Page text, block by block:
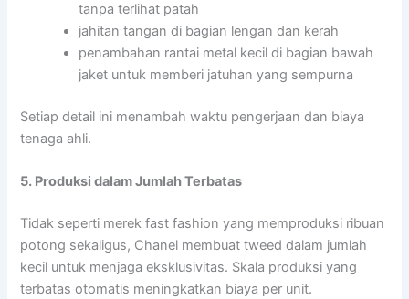
tanpa terlihat patah
jahitan tangan di bagian lengan dan kerah
penambahan rantai metal kecil di bagian bawah
jaket untuk memberi jatuhan yang sempurna
Setiap detail ini menambah waktu pengerjaan dan biaya
tenaga ahli.
5. Produksi dalam Jumlah Terbatas
Tidak seperti merek fast fashion yang memproduksi ribuan
potong sekaligus, Chanel membuat tweed dalam jumlah
kecil untuk menjaga eksklusivitas. Skala produksi yang
terbatas otomatis meningkatkan biaya per unit.